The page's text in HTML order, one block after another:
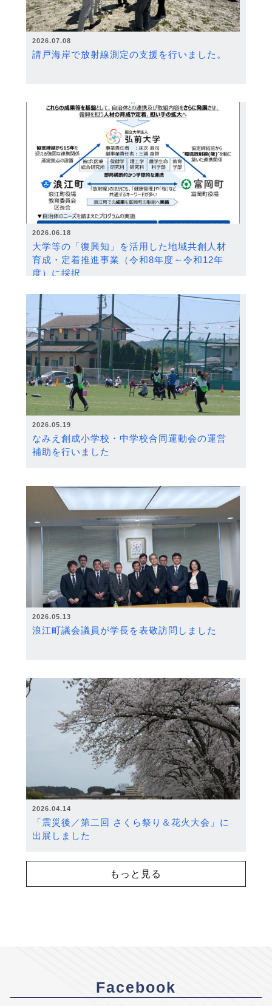
2026.07.08
請戸海岸で放射線測定の支援を行いました。
2026.06.18
大学等の「復興知」を活用した地域共創人材
育成・定着推進事業（令和8年度～令和12年
度）に採択
2026.05.19
なみえ創成小学校・中学校合同運動会の運営
補助を行いました
2026.05.13
浪江町議会議員が学長を表敬訪問しました
2026.04.14
「震災後／第二回 さくら祭り＆花火大会」に
出展しました
もっと見る
Facebook